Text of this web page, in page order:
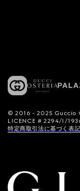
© 2016 - 2025 Guccio
LICENCE # 2294/I/
特定商取引法に基づく表